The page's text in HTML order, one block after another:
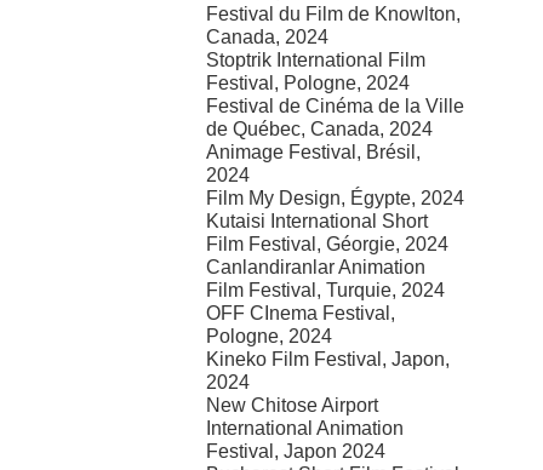
Festival du Film de Knowlton,
Canada, 2024
Stoptrik International Film
Festival, Pologne, 2024
Festival de Cinéma de la Ville
de Québec, Canada, 2024
Animage Festival, Brésil,
2024
Film My Design, Égypte, 2024
Kutaisi International Short
Film Festival, Géorgie, 2024
Canlandiranlar Animation
Film Festival, Turquie, 2024
OFF CInema Festival,
Pologne, 2024
Kineko Film Festival, Japon,
2024
New Chitose Airport
International Animation
Festival, Japon 2024